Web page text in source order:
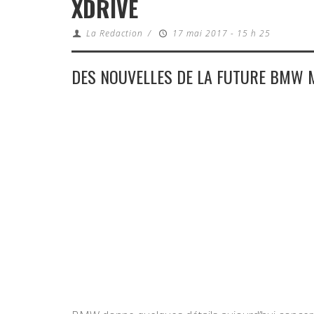
XDRIVE
La Redaction / 17 mai 2017 - 15 h 25
DES NOUVELLES DE LA FUTURE BMW